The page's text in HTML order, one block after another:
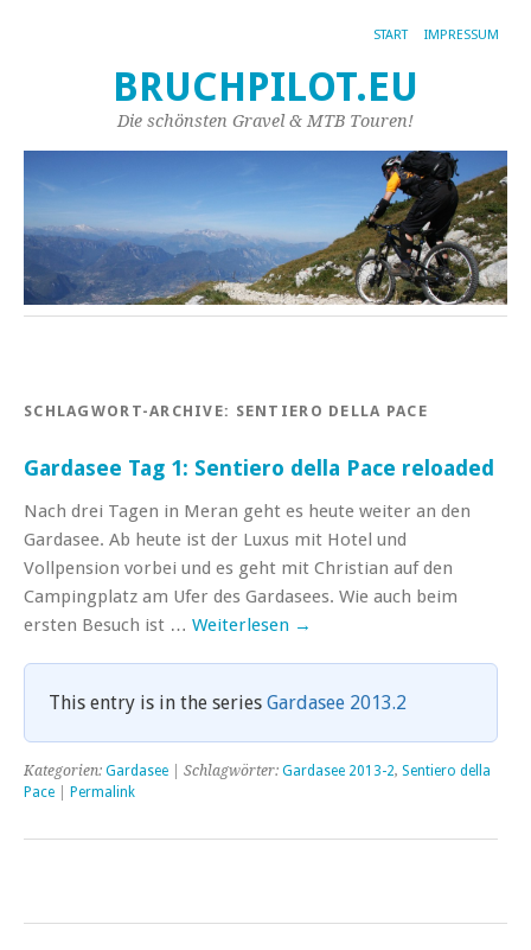
START IMPRESSUM
BRUCHPILOT.EU
Die schönsten Gravel & MTB Touren!
SCHLAGWORT-ARCHIVE: SENTIERO DELLA PACE
Gardasee Tag 1: Sentiero della Pace reloaded
Nach drei Tagen in Meran geht es heute weiter an den
Gardasee. Ab heute ist der Luxus mit Hotel und
Vollpension vorbei und es geht mit Christian auf den
Campingplatz am Ufer des Gardasees. Wie auch beim
ersten Besuch ist … Weiterlesen →
This entry is in the series Gardasee 2013.2
Kategorien: Gardasee | Schlagwörter: Gardasee 2013-2, Sentiero della
Pace
Permalink